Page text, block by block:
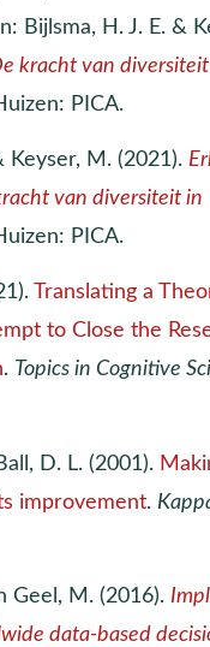
Bijlsma, H. J. E. &
kracht van
PICA.
Keyser, M. (2021).
van diversiteit in
PICA.
Translating a
to Close the
. Topics in Cognitive
D. L. (2001).
improvement.
Geel, M. (2016).
data-based